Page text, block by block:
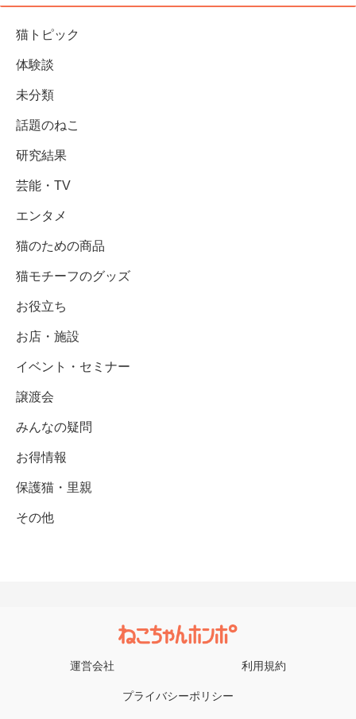
猫トピック
体験談
未分類
話題のねこ
研究結果
芸能・TV
エンタメ
猫のための商品
猫モチーフのグッズ
お役立ち
お店・施設
イベント・セミナー
譲渡会
みんなの疑問
お得情報
保護猫・里親
その他
運営会社 利用規約
プライバシーポリシー